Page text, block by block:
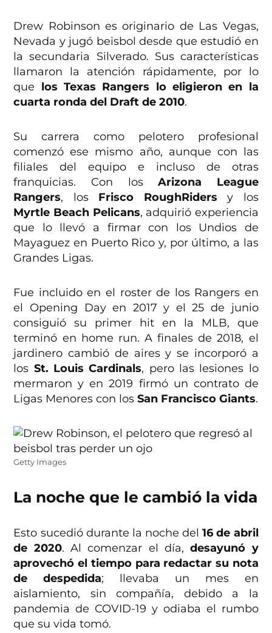
Drew Robinson es originario de Las Vegas,
Nevada y jugó beisbol desde que estudió en
la secundaria Silverado. Sus características
llamaron la atención rápidamente, por lo
que los Texas Rangers lo eligieron en la
cuarta ronda del Draft de 2010.
Su carrera como pelotero profesional
comenzó ese mismo año, aunque con las
filiales del equipo e incluso de otras
franquicias. Con losArizona League
Rangers, los Frisco RoughRiders y los
Myrtle Beach Pelicans, adquirió experiencia
que lo llevó a firmar con los Undios de
Mayaguez en Puerto Rico y, por último, a las
Grandes Ligas.
Fue incluido en el roster de los Rangers en
el Opening Day en 2017 y el 25 de junio
consiguió su primer hit en la MLB, que
terminó en home run. A finales de 2018, el
jardinero cambió de aires y se incorporó a
los St. Louis Cardinals, pero las lesiones lo
mermaron y en 2019 firmó un contrato de
Ligas Menores con los San Francisco Giants.
Getty Images
La noche que le cambió la vida
Esto sucedió durante la noche del16 de abril
de 2020. Al comenzar el día, desayunó y
aprovechó el tiempo para redactar su nota
de despedida; llevaba un mes en
aislamiento, sin compañía, debido a la
pandemia de COVID-19 y odiaba el rumbo
que su vida tomó.